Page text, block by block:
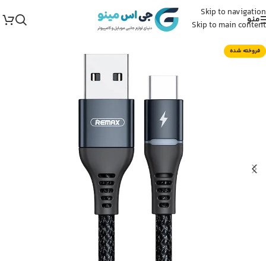
Skip to navigation
Skip to main content
منو
فروخته شده